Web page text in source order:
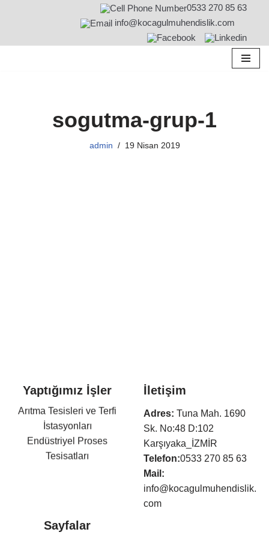
0533 270 85 63
info@kocagulmuhendislik.com
sogutma-grup-1
admin 19 Nisan 2019
Yaptığımız İşler
Arıtma Tesisleri ve Terfi
İstasyonları
Endüstriyel Proses
Tesisatları
Sıhhi Tesisat ve Yangın
İletişim
Adres: Tuna Mah. 1690
Sk. No:48 D:102
Karşıyaka_İZMİR
Telefon:0533 270 85 63
Mail:
info@kocagulmuhendislik.
com
Sayfalar